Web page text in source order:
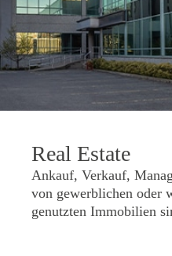
Real Estate
Ankauf, Verkauf,
von gewerblichen oder
genutzten Immobilien